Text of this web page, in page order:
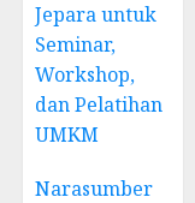
Jepara untuk
Seminar,
Workshop,
dan Pelatihan
UMKM
Narasumber